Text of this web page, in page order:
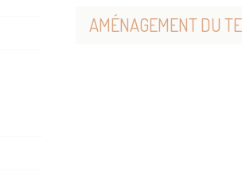
AMÉNAGEMENT DU